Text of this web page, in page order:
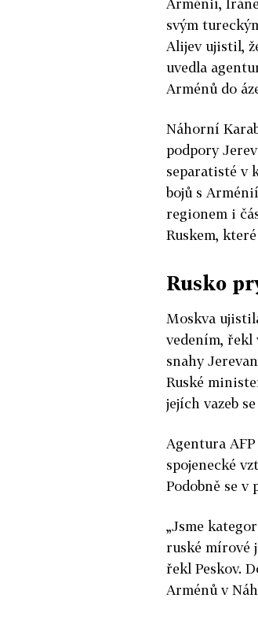
svým
Alijev ujistil,
uvedla
Arménů do
Náhorní
podpory
separatisté v
bojů s
regionem i
Ruskem,
Rusko
Moskva
vedením, řekl
snahy
Ruské
jejích vazeb
Agentura
spojenecké
Podobně se
„Jsme
ruské mírové
řekl Peskov.
Arménů v